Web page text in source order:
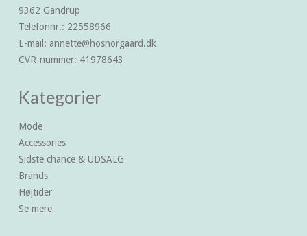
9362 Gandrup
Telefonnr.: 22558966
E-mail : annette@hosnorgaard.dk
CVR-nummer: 41978643
Kategorier
Mode
Accessories
Sidste chance & UDSALG
Brands
Højtider
Se mere